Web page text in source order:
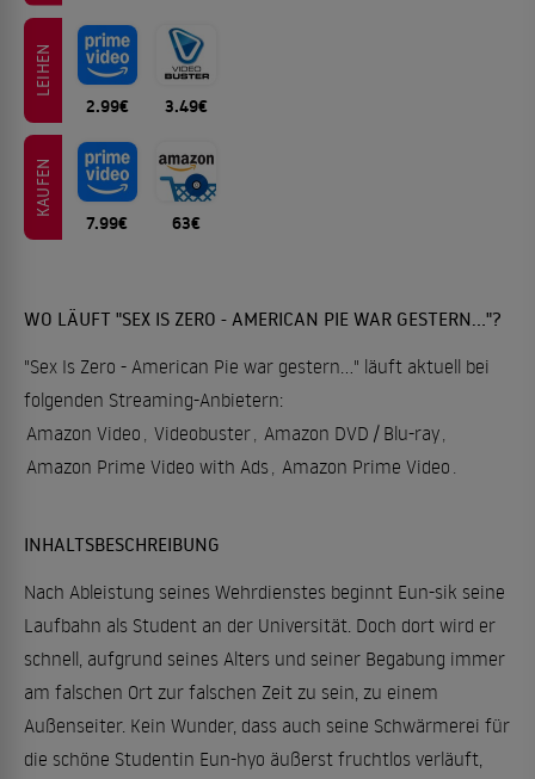
LEIHEN
2.99€ 3.49€
KAUFEN
7.99€ 63€
WO LÄUFT "SEX IS ZERO - AMERICAN PIE WAR GESTERN..."?
"Sex Is Zero - American Pie war gestern..." läuft aktuell bei
folgenden Streaming-Anbietern:
Amazon Video Videobuster Amazon DVD / Blu-ray
Amazon Prime Video with Ads Amazon Prime Video
INHALTSBESCHREIBUNG
Nach Ableistung seines Wehrdienstes beginnt Eun-sik seine
Laufbahn als Student an der Universität. Doch dort wird er
schnell, aufgrund seines Alters und seiner Begabung immer
am falschen Ort zur falschen Zeit zu sein, zu einem
Außenseiter. Kein Wunder, dass auch seine Schwärmerei für
die schöne Studentin Eun-hyo äußerst fruchtlos verläuft,